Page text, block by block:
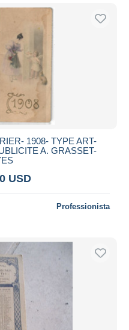
1908- TYPE ART-
A. GRASSET-
USD
Professionista